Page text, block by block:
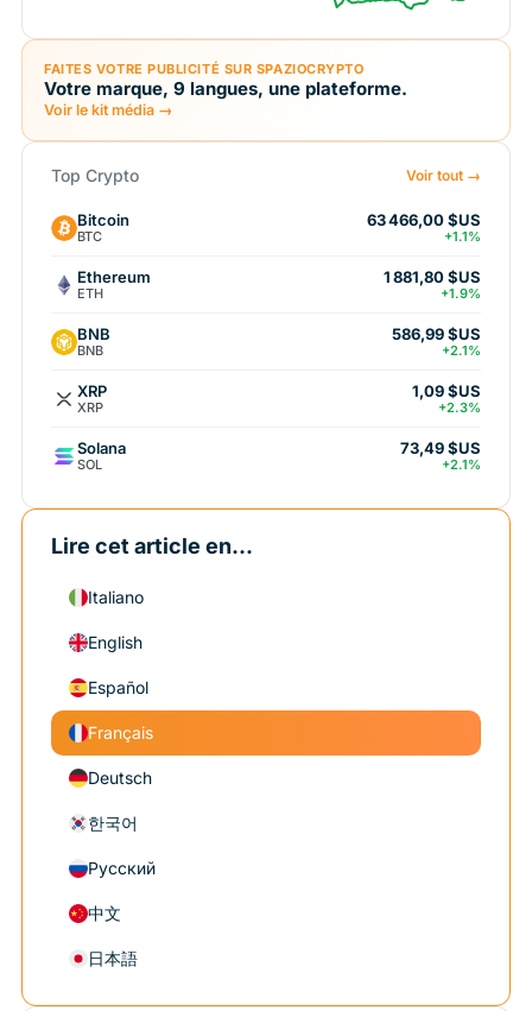
FAITES VOTRE PUBLICITÉ SUR SPAZIOCRYPTO
Votre marque, 9 langues, une plateforme.
Voir le kit média →
Top Crypto Voir tout →
Bitcoin
BTC
63 466,00 $US
+1.1%
Ethereum
ETH
1 881,80 $US
+1.9%
BNB
BNB
586,99 $US
+2.1%
XRP
XRP
1,09 $US
+2.3%
Solana
SOL
73,49 $US
+2.1%
Lire cet article en...
Italiano
English
Español
Français
Deutsch
한국어
Русский
中文
日本語